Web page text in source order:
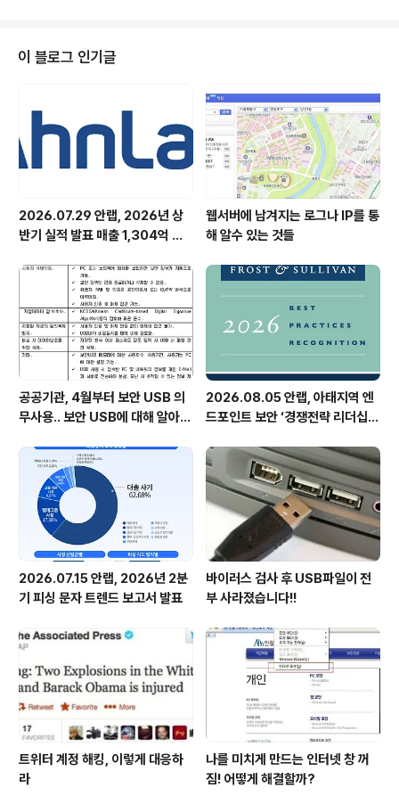
외국 보안 업체가 제공하는 자사 홈페이지의 온라인 다운
로드나 패키지 판매 방식이 아닌 이동통신사의 부가서비스
매월 과금하는 새로운 보안 비즈니스 모델이라는 데 의미
있습니다. 이에 따라, 사용자들은 휴대폰 WAP(Wireless
Application Protocol, 무..
이 블로그 인기글
2026.07.29 안랩, 2026년 상
반기 실적 발표 매출 1,304억 원,
웹서버에 남겨지는 로그나 IP를 통
해 알수 있는 것들
공공기관, 4월부터 보안 USB 의
무사용.. 보안 USB에 대해 알아봅
2026.08.05 안랩, 아태지역 엔
드포인트 보안 ‘경쟁전략 리더십’
2026.07.15 안랩, 2026년 2분
기 피싱 문자 트렌드 보고서 발표
바이러스 검사 후 USB파일이 전
부 사라졌습니다!!
트위터 계정 해킹, 이렇게 대응하
라
나를 미치게 만드는 인터넷 창 꺼
짐! 어떻게 해결할까?